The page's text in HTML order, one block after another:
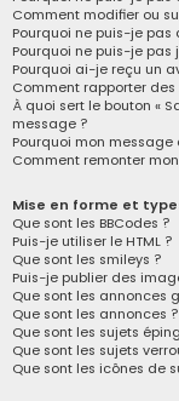
Comment modifier ou
Pourquoi ne puis-je
Pourquoi ne puis-je
Pourquoi ai-je reçu un
Comment rapporter
À quoi sert le bouton «
message ?
Pourquoi mon
Comment remonter
Mise en forme et
Que sont les BBCodes ?
Puis-je utiliser le HTML ?
Que sont les smileys ?
Puis-je publier des
Que sont les annonces
Que sont les annonces ?
Que sont les sujets
Que sont les sujets
Que sont les icônes de